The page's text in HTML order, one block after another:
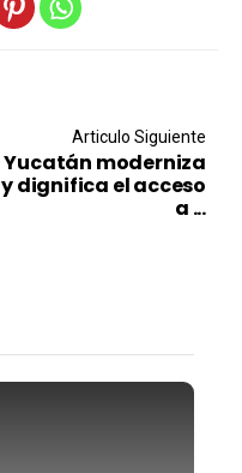
Articulo Siguiente
Yucatán moderniza
y dignifica el acceso
a ...